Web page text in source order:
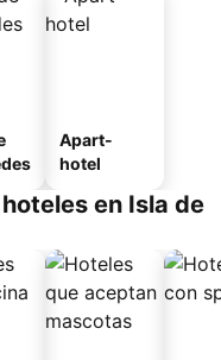
Apart-
hotel
en Isla de